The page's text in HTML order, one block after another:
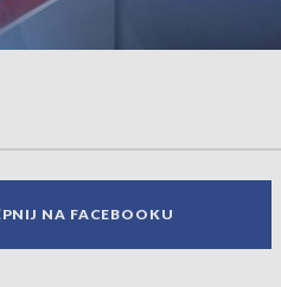
NA FACEBOOKU